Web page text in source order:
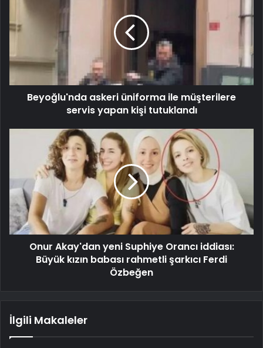
Beyoğlu'nda askeri üniforma ile müşterilere
servis yapan kişi tutuklandı
Onur Akay'dan yeni Suphiye Orancı iddiası:
Büyük kızın babası rahmetli şarkıcı Ferdi
Özbeğen
İlgili Makaleler